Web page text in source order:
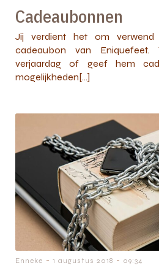
Cadeaubonnen
Jij verdient het om
cadeaubon van
verjaardag of geef hem
mogelijkheden[…]
Enneke - 1 augustus 2018 - 09:34